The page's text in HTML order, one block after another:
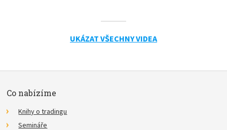
UKÁZAT VŠECHNY VIDEA
Co nabízíme
Knihy o tradingu
Semináře